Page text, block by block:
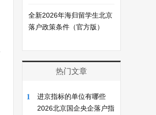
全新2026年海归留学生北京
落户政策条件（官方版）
热门文章
1
进京指标的单位有哪些
2026北京国企央企落户指